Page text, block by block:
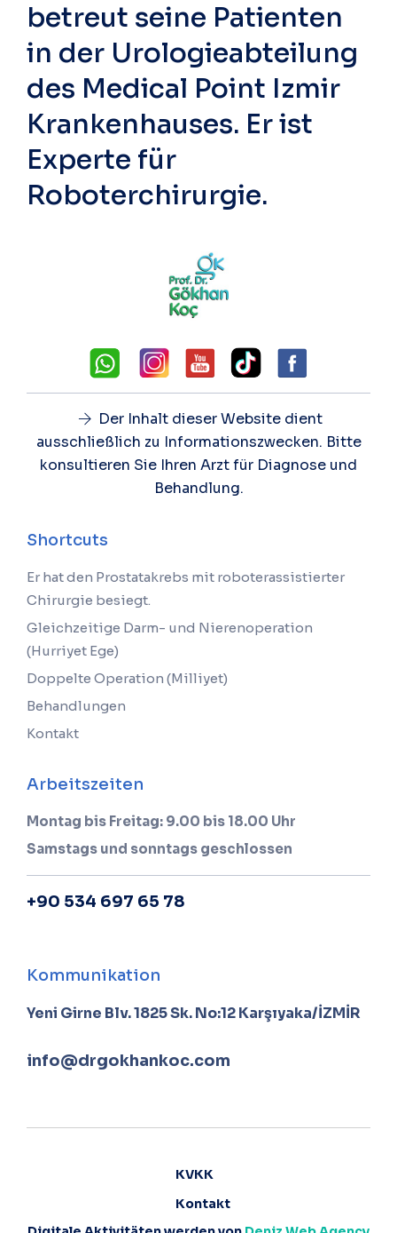
betreut seine Patienten
in der Urologieabteilung
des Medical Point Izmir
Krankenhauses. Er ist
Experte für
Roboterchirurgie.
Der Inhalt dieser Website dient
ausschließlich zu Informationszwecken. Bitte
konsultieren Sie Ihren Arzt für Diagnose und
Behandlung.
Shortcuts
Er hat den Prostatakrebs mit roboterassistierter
Chirurgie besiegt.
Gleichzeitige Darm- und Nierenoperation
(Hurriyet Ege)
Doppelte Operation (Milliyet)
Behandlungen
Kontakt
Arbeitszeiten
Montag bis Freitag: 9.00 bis 18.00 Uhr
Samstags und sonntags geschlossen
+90 534 697 65 78
Kommunikation
Yeni Girne Blv. 1825 Sk. No:12 Karşıyaka/İZMİR
info@drgokhankoc.com
KVKK
Kontakt